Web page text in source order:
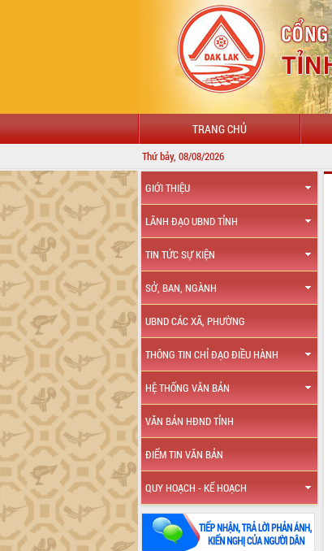
TRANG CHỦ
Thứ bảy, 08/08/2026
GIỚI THIỆU
LÃNH ĐẠO UBND TỈNH
TIN TỨC SỰ KIỆN
SỞ, BAN, NGÀNH
UBND CÁC XÃ, PHƯỜNG
THÔNG TIN CHỈ ĐẠO ĐIỀU HÀNH
HỆ THỐNG VĂN BẢN
VĂN BẢN HĐND TỈNH
ĐIỂM TIN VĂN BẢN
QUY HOẠCH - KẾ HOẠCH